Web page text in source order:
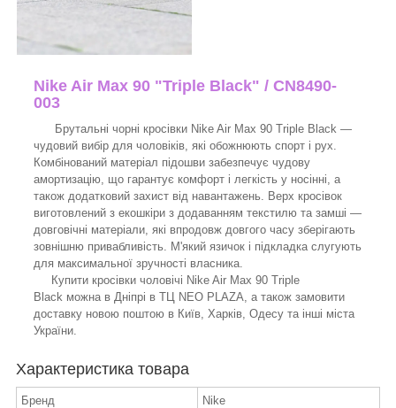
Nike Air Max 90 "Triple Black" / CN8490-
003
Брутальні чорні кросівки Nike Air Max 90 Triple Black —
чудовий вибір для чоловіків, які обожнюють спорт і рух.
Комбінований матеріал підошви забезпечує чудову
амортизацію, що гарантує комфорт і легкість у носінні, а
також додатковий захист від навантажень. Верх кросівок
виготовлений з екошкіри з додаванням текстилю та замші —
довговічні матеріали, які впродовж довгого часу зберігають
зовнішню привабливість. М'який язичок і підкладка слугують
для максимальної зручності власника.
Купити кросівки чоловічі Nike Air Max 90 Triple
Black можна в Дніпрі в ТЦ NEO PLAZA, а також замовити
доставку новою поштою в Київ, Харків, Одесу та інші міста
України.
Характеристика товара
Бренд
Nike